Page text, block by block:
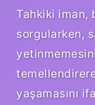
Tahkiki iman,
sorgularken,
yaşamasını